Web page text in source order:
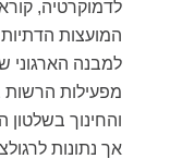
לדמוקרטיה,
המועצות
למבנה הארגוני
מפעילות הרשות
והחינוך בשלטון
אך נתונות